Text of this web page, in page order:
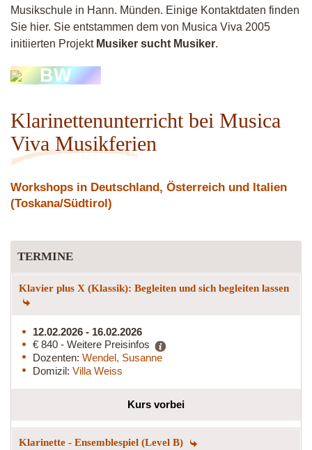
Musikschule in Hann. Münden. Einige Kontaktdaten finden
Sie hier. Sie entstammen dem von Musica Viva 2005
initiierten Projekt Musiker sucht Musiker.
BW
Klarinettenunterricht bei Musica
Viva Musikferien
Workshops in Deutschland, Österreich und Italien
(Toskana/Südtirol)
TERMINE
Klavier plus X (Klassik): Begleiten und sich begleiten lassen
12.02.2026 - 16.02.2026
€ 840 - Weitere Preisinfos
Dozenten: Wendel, Susanne
Domizil: Villa Weiss
Kurs vorbei
Klarinette - Ensemblespiel (Level B)